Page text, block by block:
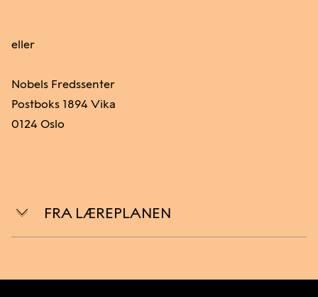
eller
Nobels Fredssenter
Postboks 1894 Vika
0124 Oslo
FRA LÆREPLANEN